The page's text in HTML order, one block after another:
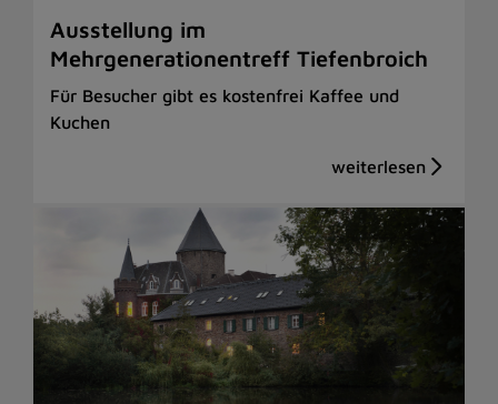
Ausstellung im
Mehrgenerationentreff Tiefenbroich
Für Besucher gibt es kostenfrei Kaffee und
Kuchen